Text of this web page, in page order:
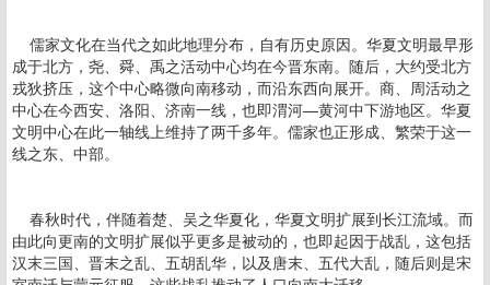
儒家文化在当代之如此地理分布，自有历史原因。华夏文明最早形
成于北方，尧、舜、禹之活动中心均在今晋东南。随后，大约受北方
戎狄挤压，这个中心略微向南移动，而沿东西向展开。商、周活动之
中心在今西安、洛阳、济南一线，也即渭河—黄河中下游地区。华夏
文明中心在此一轴线上维持了两千多年。儒家也正形成、繁荣于这一
线之东、中部。
春秋时代，伴随着楚、吴之华夏化，华夏文明扩展到长江流域。而
由此向更南的文明扩展似乎更多是被动的，也即起因于战乱，这包括
汉末三国、晋末之乱、五胡乱华，以及唐末、五代大乱，随后则是宋